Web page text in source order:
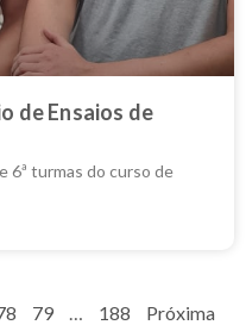
de Ensaios de
6ª turmas do curso de
79 … 188 Próxima